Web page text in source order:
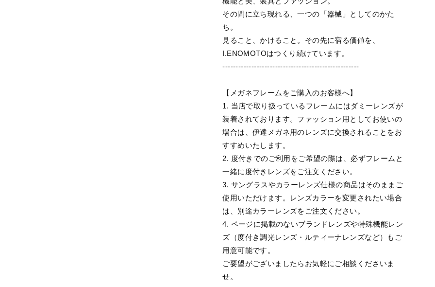
その間に立ち現れる、一つの「器械」としてのかた
ち。
見ること、かけること。その先に宿る価値を、
I.ENOMOTOはつくり続けています。
----------------------------------------------------
【メガネフレームをご購入のお客様へ】
1. 当店で取り扱っているフレームにはダミーレンズが
装着されております。ファッション用としてお使いの
場合は、伊達メガネ用のレンズに交換されることをお
すすめいたします。
2. 度付きでのご利用をご希望の際は、必ずフレームと
一緒に度付きレンズをご注文ください。
3. サングラスやカラーレンズ仕様の商品はそのままご
使用いただけます。レンズカラーを変更されたい場合
は、別途カラーレンズをご注文ください。
4. ページに掲載のないブランドレンズや特殊機能レン
ズ（度付き調光レンズ・ルティーナレンズなど）もご
用意可能です。
ご要望がございましたらお気軽にご相談くださいま
せ。